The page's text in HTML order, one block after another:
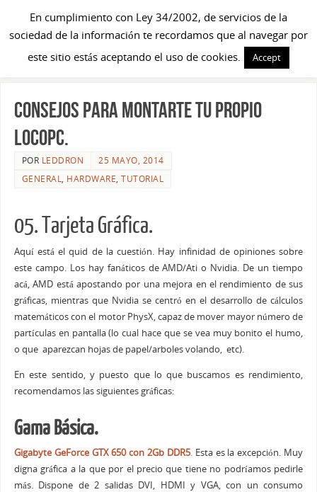
Consejos para montarte tu propio
LOCOPC.
POR LEDDRON
25 MAYO, 2014
GENERAL, HARDWARE,TUTORIAL
05. Tarjeta Gráfica.
Aquí está el quid de la cuestión. Hay infinidad de opiniones sobre
este campo. Los hay fanáticos de AMD/Ati o Nvidia. De un tiempo
acá, AMD está apostando por una mejora en el rendimiento de sus
gráficas, mientras que Nvidia se centró en el desarrollo de cálculos
matemáticos con el motor PhysX, capaz de mover mayor número de
partículas en pantalla (lo cual hace que se vea muy bonito el humo,
o que aparezcan hojas de papel/arboles volando, etc).
En este sentido, y puesto que lo que buscamos es rendimiento,
recomendamos las siguientes gráficas:
Gama Básica.
Gigabyte GeForce GTX 650 con 2Gb DDR5.Esta es la excepción. Muy
digna gráfica a la que por el precio que tiene no podríamos pedirle
más. Dispone de 2 salidas DVI, HDMI y VGA, con un consumo
En cumplimiento con Ley 34/2002, de servicios de la
sociedad de la información te recordamos que al navegar por
este sitio estás aceptando el uso de cookies.
Accept